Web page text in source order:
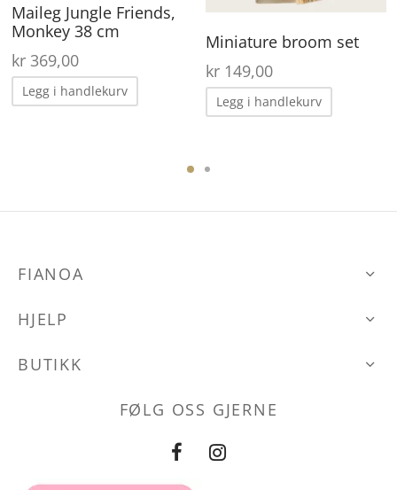
Maileg Jungle Friends,
Monkey 38 cm
kr369,00
Legg i handlekurv
Miniature broom set
kr149,00
Legg i handlekurv
FIANOA
HJELP
BUTIKK
FØLG OSS GJERNE